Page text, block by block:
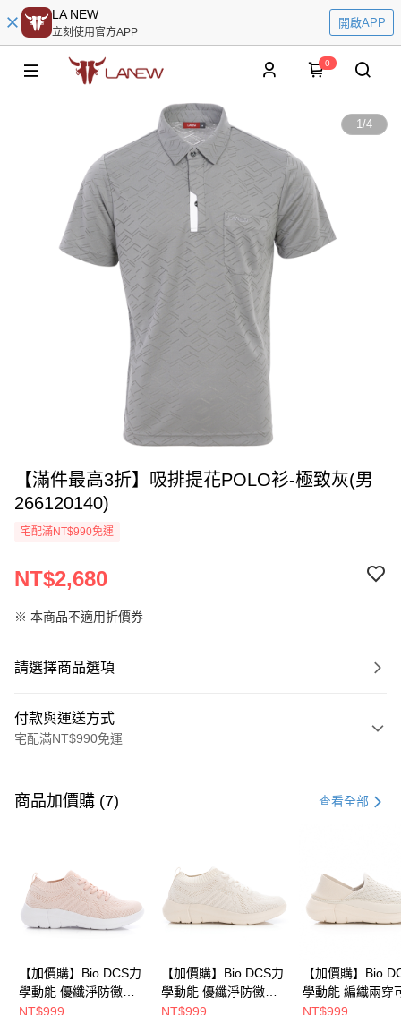
LA NEW
立刻使用官方APP
開啟APP
0
1/4
【滿件最高3折】吸排提花POLO衫-極致灰(男
266120140)
宅配滿NT$990免運
NT$2,680
※ 本商品不適用折價券
請選擇商品選項
付款與運送方式
宅配滿NT$990免運
信用卡一次付款
悠遊付
Google Pay
全盈+PAY
ATM付款
商品加價購 (7) 查看全部
【加價購】Bio DCS力
學動能 優纖淨防黴抑
菌 休閒鞋(女
NT$999
【加價購】Bio DCS力
學動能 優纖淨防黴抑
菌 休閒鞋(女
NT$999
【加價購】Bio
學動能 編織兩穿
式後跟 輕便鞋 運
NT$999